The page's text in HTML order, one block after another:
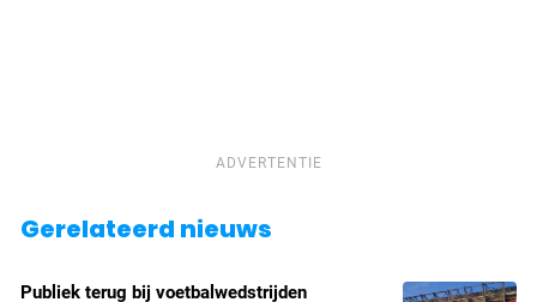
ADVERTENTIE
Gerelateerd nieuws
Publiek terug bij voetbalwedstrijden